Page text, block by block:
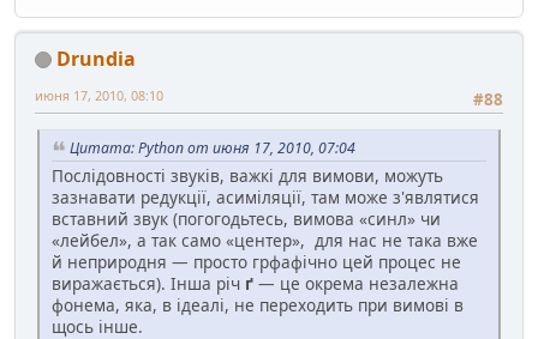
Drundia
#88
июня 17, 2010, 08:10
Цитата: Python от июня 17, 2010, 07:04
Послідовності звуків, важкі для вимови, можуть
зазнавати редукції, асиміляції, там може з'являтися
вставний звук (погогодьтесь, вимова «синл» чи
«лейбел», а так само «центер», для нас не така вже
й неприродня — просто грфафічно цей процес не
виражається). Інша річ ґ — це окрема незалежна
фонема, яка, в ідеалі, не переходить при вимові в
щось інше.